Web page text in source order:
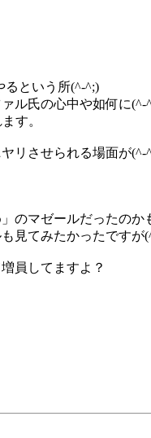
るという所(^-^;)
ル氏の心中や如何に(^-
す。
リさせられる場面が(^-
のマゼールだったのか
見てみたかったですが
員してますよ？